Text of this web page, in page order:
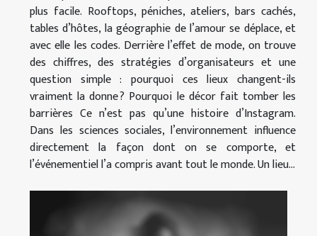
plus facile. Rooftops, péniches, ateliers, bars cachés,
tables d’hôtes, la géographie de l’amour se déplace, et
avec elle les codes. Derrière l’effet de mode, on trouve
des chiffres, des stratégies d’organisateurs et une
question simple : pourquoi ces lieux changent-ils
vraiment la donne ? Pourquoi le décor fait tomber les
barrières Ce n’est pas qu’une histoire d’Instagram.
Dans les sciences sociales, l’environnement influence
directement la façon dont on se comporte, et
l’événementiel l’a compris avant tout le monde. Un lieu...